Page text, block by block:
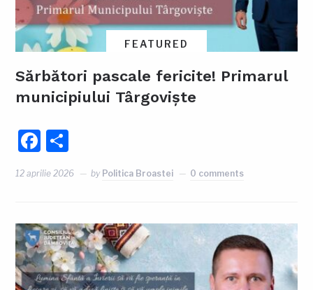
FEATURED
Sărbători pascale fericite! Primarul
municipiului Târgoviște
Facebook
12 aprilie 2026 by Politica Broastei 0 comments